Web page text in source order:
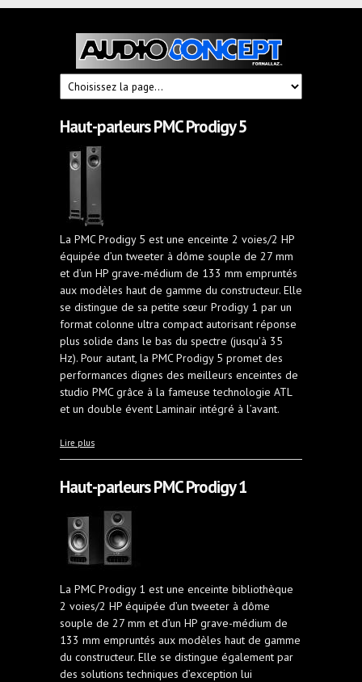
Audioconcept
Fornallaz
Haut-parleurs PMC Prodigy 5
La PMC Prodigy 5 est une enceinte 2 voies/2 HP
équipée d’un tweeter à dôme souple de 27 mm
et d’un HP grave-médium de 133 mm empruntés
aux modèles haut de gamme du constructeur. Elle
se distingue de sa petite sœur Prodigy 1 par un
format colonne ultra compact autorisant réponse
plus solide dans le bas du spectre (jusqu'à 35
Hz). Pour autant, la PMC Prodigy 5 promet des
performances dignes des meilleurs enceintes de
studio PMC grâce à la fameuse technologie ATL
et un double évent Laminair intégré à l’avant.
Lire plus
Haut-parleurs PMC Prodigy 1
La PMC Prodigy 1 est une enceinte bibliothèque
2 voies/2 HP équipée d’un tweeter à dôme
souple de 27 mm et d’un HP grave-médium de
133 mm empruntés aux modèles haut de gamme
du constructeur. Elle se distingue également par
des solutions techniques d’exception lui